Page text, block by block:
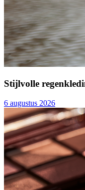
Stijlvolle
6 augustus 2026